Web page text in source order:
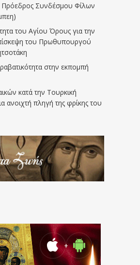
Συνδέσμου Φίλων
του Αγίου Όρους για την
του Πρωθυπουργού
στην εκπομπή
κατά την Τουρκική
ανοιχτή πληγή της φρίκης του